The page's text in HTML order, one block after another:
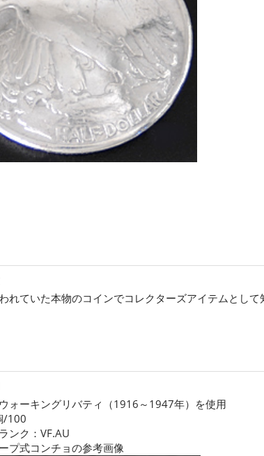
れていた本物のコインでコレクターズアイテムとし
ォーキングリバティ（1916～1947年）を使用
/100
ンク：VF.AU
プ式コンチョの参考画像